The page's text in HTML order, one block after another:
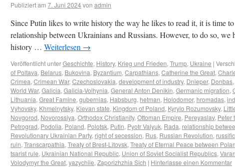
Publiziert am 7. Juni 2024von admin
Since Putin likes to write history the way he likes to read it, it is time
relationship between Ukrainians and Russians. However, to do so, we
history … Weiterlesen →
Veröffentlicht unterGeschichte, History, Krieg und Frieden, Trump, Ukraine |
of Poltava, Belarus, Bukovina, Byzantium, Carpathians, Catherine the Great,
Crimea, Crimean War, Czechoslovakia, development of industry, Dnieper, Donbas,
World War, Galicia, Galicia-Volhynia, General Anton Denikin, Germanic migration,
Lithuania, Great Famine, gubernias, Habsburg, hetman, Holodomor, hromadas,
Vyhovsky, Khmelnytsky, Kievan state, Kingdom of Poland, Kyrylo Rozumovsky,
Novgorod, Novorossiya, Orthodox Christianity, Ottoman Empire, Pereyaslav, Peter
Petrograd, Podolia, Poland, Polotsk, Putin, Pyotr Valyuk, Rada, relationship
Revolutionary Ukrainian Party, right of secession, Rus, Russian Revolution,
ruin, Transcarpathia, Treaty of Brest-Litovsk, Treaty of Eternal Peace between
tsarist rule, Ukrainian National Republic, Union of Soviet Socialist Republics,
Volodymyr the Great, yazychiie, Zaporizhzhia Sich | Hinterlasse einen Kommentar